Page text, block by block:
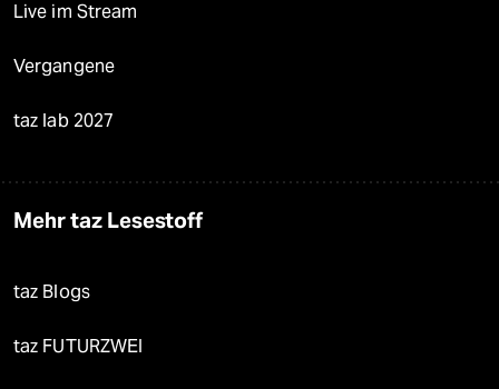
Live im Stream
Vergangene
taz lab 2027
Mehr taz Lesestoff
taz Blogs
taz FUTURZWEI